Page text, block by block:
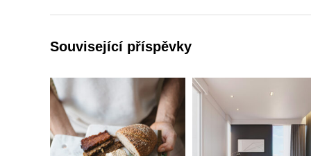
Související příspěvky